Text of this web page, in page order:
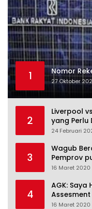
1 Nomor
27 Oktober
2
Liverpool
yang Perlu
24 Februari
3
Wagub
Pemprov
16 Maret 2020
4
AGK: Saya
Assesment
16 Maret 2020